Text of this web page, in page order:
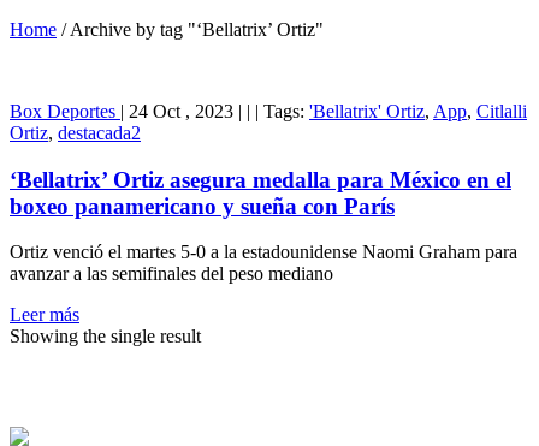
Home / Archive by tag "‘Bellatrix’ Ortiz"
Box Deportes | 24 Oct , 2023 | | | Tags: 'Bellatrix' Ortiz, App, Citlalli
Ortiz, destacada2
‘Bellatrix’ Ortiz asegura medalla para México en el
boxeo panamericano y sueña con París
Ortiz venció el martes 5-0 a la estadounidense Naomi Graham para
avanzar a las semifinales del peso mediano
Leer más
Showing the single result